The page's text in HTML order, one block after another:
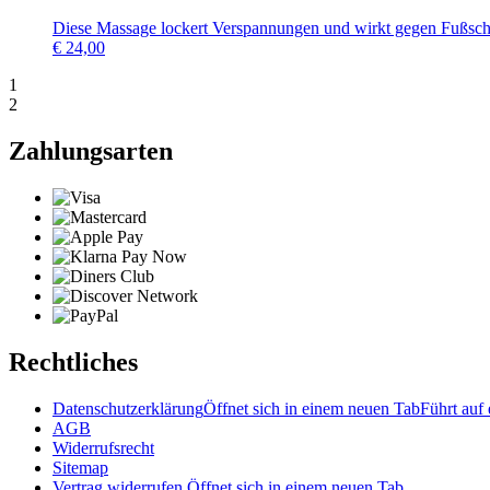
Diese Massage lockert Verspannungen und wirkt gegen
€ 24,00
1
2
Zahlungsarten
Rechtliches
DatenschutzerklärungÖffnet sich in einem neuen TabFührt auf
AGB
Widerrufsrecht
Sitemap